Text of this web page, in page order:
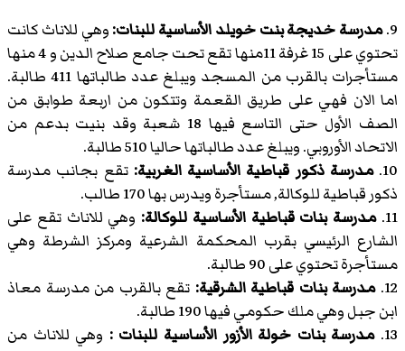
9. مدرسة خديجة بنت خويلد الأساسية للبنات:وهي للاناث كانت
تحتوي على 15 غرفة 11منها تقع تحت جامع صلاح الدين و 4 منها
مستأجرات بالقرب من المسجد ويبلغ عدد طالباتها 411 طالبة.
اما الان فهي على طريق القعمة وتتكون من اربعة طوابق من
الصف الأول حتى التاسع فيها 18 شعبة وقد بنيت بدعم من
الاتحاد الأوروبي. ويبلغ عدد طالباتها حاليا 510 طالبة.
10. مدرسة ذكور قباطية الأساسية الغربية: تقع بجانب مدرسة
ذكور قباطية للوكالة, مستأجرة ويدرس بها 170 طالب.
11. مدرسة بنات قباطية الأساسية للوكالة: وهي للاناث تقع على
الشارع الرئيسي بقرب المحكمة الشرعية ومركز الشرطة وهي
مستأجرة تحتوي على 90 طالبة.
12. مدرسة بنات قباطية الشرقية: تقع بالقرب من مدرسة معاذ
ابن جبل وهي ملك حكومي فيها 190 طالبة.
13. مدرسة بنات خولة الأزور الأساسية للبنات : وهي للاناث من